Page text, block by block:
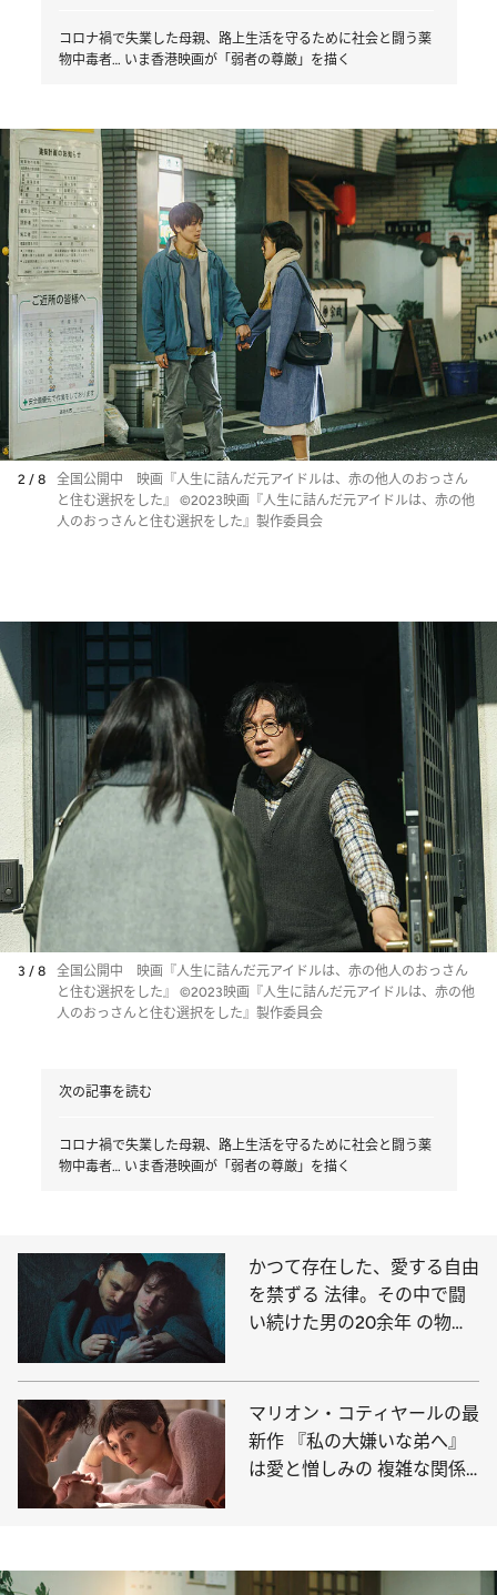
コロナ禍で失業した母親、路上生活を守るために社会と闘う薬
物中毒者… いま香港映画が「弱者の尊厳」を描く
2 / 8
全国公開中 映画『人生に詰んだ元アイドルは、赤の他人のおっさん
と住む選択をした』 ©2023映画『人生に詰んだ元アイドルは、赤の他
人のおっさんと住む選択をした』製作委員会
3 / 8
全国公開中 映画『人生に詰んだ元アイドルは、赤の他人のおっさん
と住む選択をした』 ©2023映画『人生に詰んだ元アイドルは、赤の他
人のおっさんと住む選択をした』製作委員会
次の記事を読む
コロナ禍で失業した母親、路上生活を守るために社会と闘う薬
物中毒者… いま香港映画が「弱者の尊厳」を描く
かつて存在した、愛する自由
を禁ずる 法律。その中で闘
い続けた男の20余年 の物語
由』
マリオン・コティヤールの最
新作 『私の大嫌いな弟へ』
は愛と憎しみの 複雑な関係